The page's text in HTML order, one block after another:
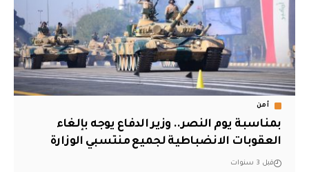
أمن
بمناسبة يوم النصر.. وزير الدفاع يوجه بإلغاء
العقوبات الانضباطية لجميع منتسبي الوزارة
قبل 3 سنوات